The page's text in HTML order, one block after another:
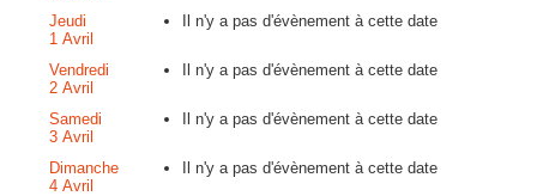
Jeudi
1 Avril
Il n'y a pas d'évènement à cette date
Vendredi
2 Avril
Il n'y a pas d'évènement à cette date
Samedi
3 Avril
Il n'y a pas d'évènement à cette date
Dimanche
4 Avril
Il n'y a pas d'évènement à cette date